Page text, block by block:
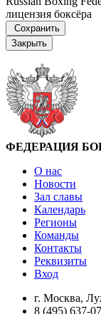
лицензия боксёра
Сохранить
Закрыть
ФЕДЕРАЦИЯ
О нас
Новости
Зал славы
Календарь
Регионы
Команды
Контакты
Реквизиты
Вход
г. Москва,
8 (495) 637-